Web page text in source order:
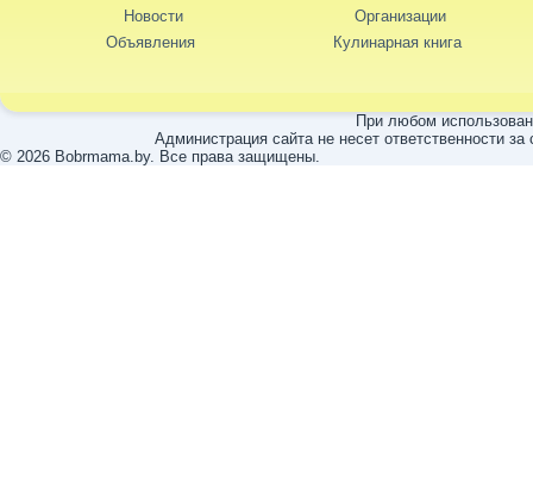
Новости
Объявления
Организации
Кулинарная книга
При любом
Администрация сайта не несет ответственности
© 2026 Bobrmama.by. Все права защищены.